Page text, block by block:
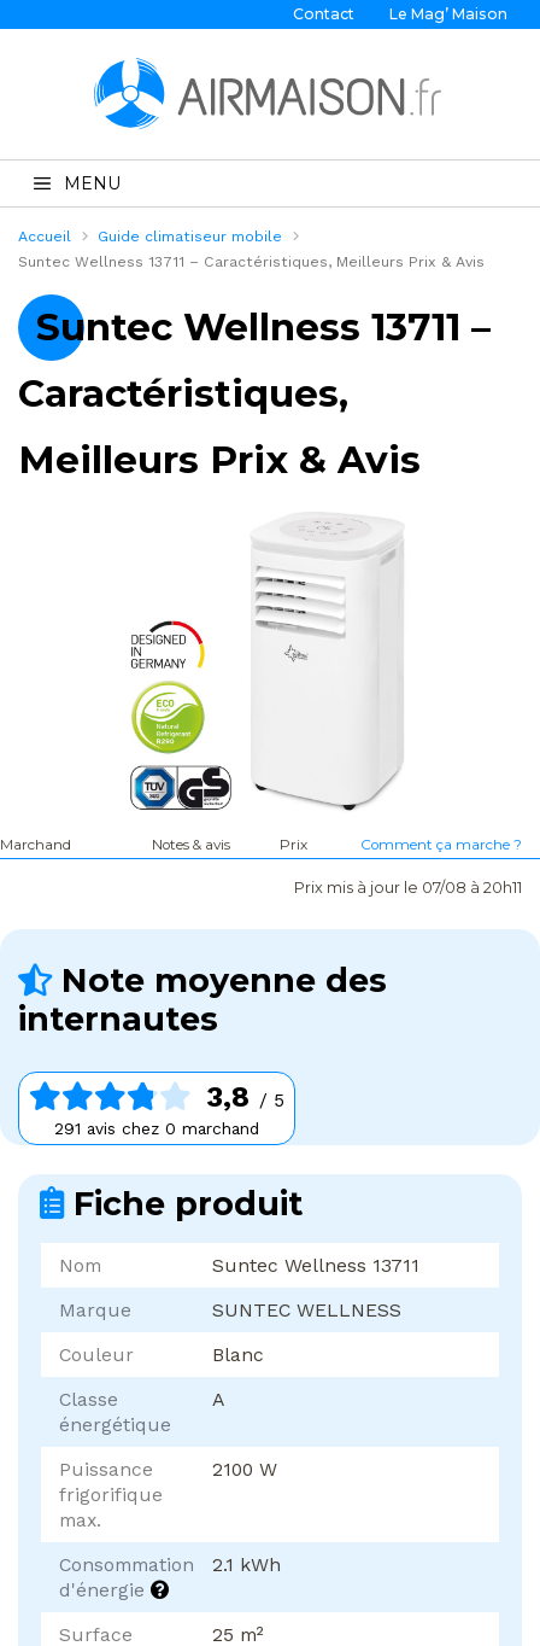
Contact Le Mag’ Maison
MENU
Accueil
Guide climatiseur mobile
Suntec Wellness 13711 – Caractéristiques, Meilleurs Prix & Avis
Suntec Wellness 13711 –
Caractéristiques,
Meilleurs Prix & Avis
Marchand Notes & avis Prix Comment ça marche ?
Prix mis à jour le 07/08 à 20h11
Note moyenne des
internautes
3,8 / 5
291 avis chez 0 marchand
Fiche produit
Nom
Suntec Wellness 13711
Marque
SUNTEC WELLNESS
Couleur
Blanc
Classe
énergétique
A
Puissance
frigorifique
max.
2100 W
Consommation
d'énergie
2.1 kWh
Surface
25 m²